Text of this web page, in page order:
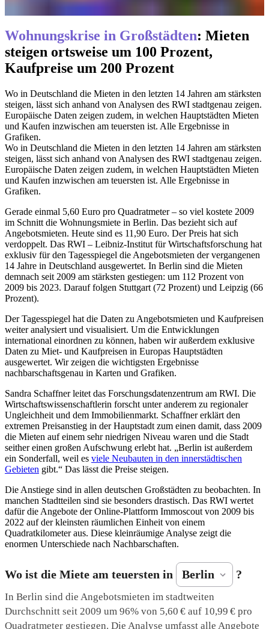
Wohnungskrise in Großstädten: Mieten
steigen ortsweise um 100 Prozent,
Kaufpreise um 200 Prozent
Wo in Deutschland die Mieten in den letzten 14 Jahren am stärksten
steigen, lässt sich anhand von Analysen des RWI stadtgenau zeigen.
Europäische Daten zeigen zudem, in welchen Hauptstädten Mieten
und Kaufen inzwischen am teuersten ist. Alle Ergebnisse in
Grafiken.
Wo in Deutschland die Mieten in den letzten 14 Jahren am stärksten
steigen, lässt sich anhand von Analysen des RWI stadtgenau zeigen.
Europäische Daten zeigen zudem, in welchen Hauptstädten Mieten
und Kaufen inzwischen am teuersten ist. Alle Ergebnisse in
Grafiken.
Gerade einmal 5,60 Euro pro Quadratmeter – so viel kostete 2009
im Schnitt die Wohnungsmiete in Berlin. Das bezieht sich auf
Angebotsmieten. Heute sind es 11,90 Euro. Der Preis hat sich
verdoppelt. Das RWI – Leibniz-Institut für Wirtschaftsforschung hat
exklusiv für den Tagesspiegel die Angebotsmieten der vergangenen
14 Jahre in Deutschland ausgewertet. In Berlin sind die Mieten
demnach seit 2009 am stärksten gestiegen: um 112 Prozent von
2009 bis 2023. Darauf folgen Stuttgart (72 Prozent) und Leipzig (66
Prozent).
Der Tagesspiegel hat die Daten zu Angebotsmieten und Kaufpreisen
weiter analysiert und visualisiert. Um die Entwicklungen
international einordnen zu können, haben wir außerdem exklusive
Daten zu Miet- und Kaufpreisen in Europas Hauptstädten
ausgewertet. Wir zeigen die wichtigsten Ergebnisse
nachbarschaftsgenau in Karten und Grafiken.
Sandra Schaffner leitet das Forschungsdatenzentrum am RWI. Die
Wirtschaftswissenschaftlerin forscht unter anderem zu regionaler
Ungleichheit und dem Immobilienmarkt. Schaffner erklärt den
extremen Preisanstieg in der Hauptstadt zum einen damit, dass 2009
die Mieten auf einem sehr niedrigen Niveau waren und die Stadt
seither einen großen Aufschwung erlebt hat. „Berlin ist außerdem
ein Sonderfall, weil es viele Neubauten in den innerstädtischen
Gebieten gibt.“ Das lässt die Preise steigen.
Die Anstiege sind in allen deutschen Großstädten zu beobachten. In
manchen Stadtteilen sind sie besonders drastisch. Das RWI wertet
dafür die Angebote der Online-Plattform Immoscout von 2009 bis
2022 auf der kleinsten räumlichen Einheit von einem
Quadratkilometer aus. Diese kleinräumige Analyse zeigt die
enormen Unterschiede nach Nachbarschaften.